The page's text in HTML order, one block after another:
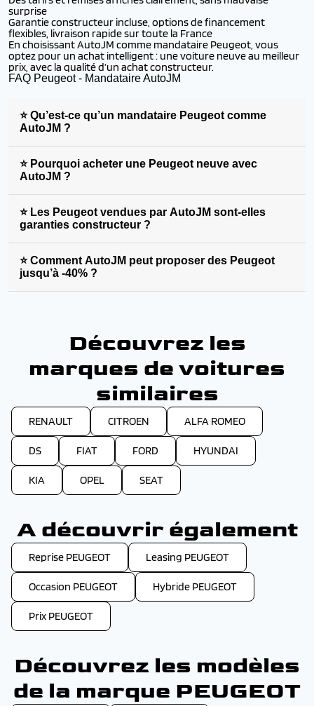
surprise
Garantie constructeur incluse, options de financement
flexibles, livraison rapide sur toute la France
En choisissant AutoJM comme mandataire Peugeot, vous
optez pour un achat intelligent : une voiture neuve au meilleur
prix, avec la qualité d’un achat constructeur.
FAQ Peugeot - Mandataire AutoJM
⭐ Qu’est-ce qu’un mandataire Peugeot comme
AutoJM ?
⭐ Pourquoi acheter une Peugeot neuve avec
AutoJM ?
⭐ Les Peugeot vendues par AutoJM sont-elles
garanties constructeur ?
⭐ Comment AutoJM peut proposer des Peugeot
jusqu’à -40% ?
Découvrez les
marques de voitures
similaires
RENAULT CITROEN ALFA ROMEO
DS FIAT FORD HYUNDAI
KIA OPEL SEAT
A découvrir également
Reprise PEUGEOT Leasing PEUGEOT
Occasion PEUGEOT Hybride PEUGEOT
Prix PEUGEOT
Découvrez les modèles
de la marque PEUGEOT